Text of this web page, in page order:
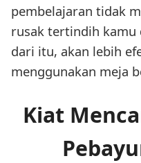
pembelajaran tidak
rusak tertindih kamu
dari itu, akan lebih
menggunakan meja
Kiat